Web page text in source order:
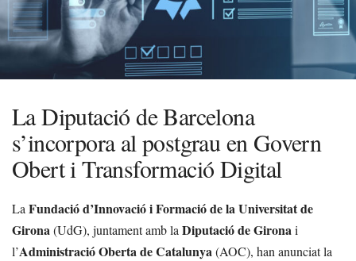
La Diputació de Barcelona
s’incorpora al postgrau en Govern
Obert i Transformació Digital
La Fundació d’Innovació i Formació de la Universitat de
Girona(UdG), juntament amb la Diputació de Gironai
l’Administració Oberta de Catalunya(AOC), han anunciat la